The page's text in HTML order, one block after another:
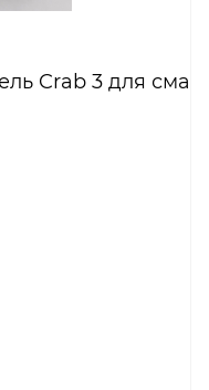
Crab 3 для